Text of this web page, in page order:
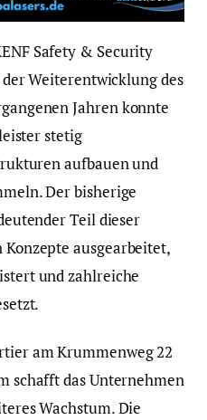
Safety & Security
Weiterentwicklung des
Jahren konnte
stetig
aufbauen und
Der bisherige
Teil dieser
ausgearbeitet,
und zahlreiche
am Krummenweg 22
schafft das Unternehmen
Wachstum. Die